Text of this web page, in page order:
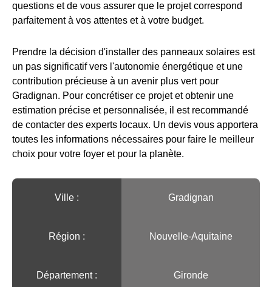
questions et de vous assurer que le projet correspond
parfaitement à vos attentes et à votre budget.
Prendre la décision d'installer des panneaux solaires est
un pas significatif vers l'autonomie énergétique et une
contribution précieuse à un avenir plus vert pour
Gradignan. Pour concrétiser ce projet et obtenir une
estimation précise et personnalisée, il est recommandé
de contacter des experts locaux. Un devis vous apportera
toutes les informations nécessaires pour faire le meilleur
choix pour votre foyer et pour la planète.
Ville :️ Gradignan
Région :️ Nouvelle-Aquitaine
Département : Gironde